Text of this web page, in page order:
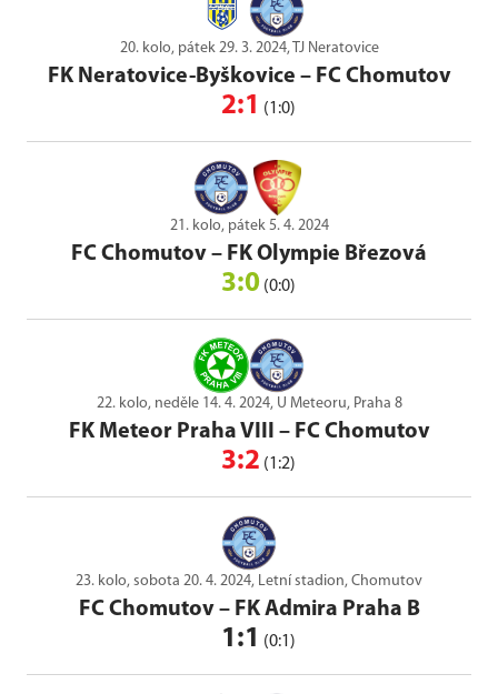
20. kolo, pátek 29. 3. 2024, TJ Neratovice
FK Neratovice-Byškovice – FC Chomutov
2:1 (1:0)
21. kolo, pátek 5. 4. 2024
FC Chomutov – FK Olympie Březová
3:0 (0:0)
22. kolo, neděle 14. 4. 2024, U Meteoru, Praha 8
FK Meteor Praha VIII – FC Chomutov
3:2 (1:2)
23. kolo, sobota 20. 4. 2024, Letní stadion, Chomutov
FC Chomutov– FK Admira Praha B
1:1 (0:1)